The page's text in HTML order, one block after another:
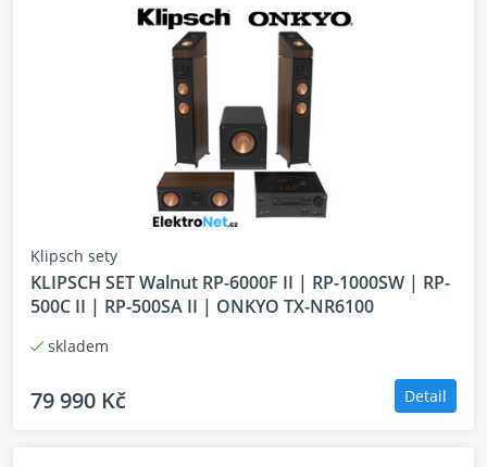
Klipsch sety
KLIPSCH SET Walnut RP-6000F II | RP-1000SW | RP-
500C II | RP-500SA II | ONKYO TX-NR6100
skladem
79 990 Kč Detail